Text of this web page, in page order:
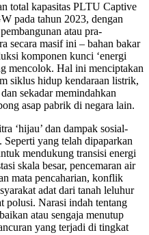
total kapasitas PLTU Captive
pada tahun 2023, dengan
atau pra-
secara masif ini – bahan bakar
komponen kunci ‘energi
mencolok. Hal ini menciptakan
siklus hidup kendaraan listrik,
sekadar memindahkan
asap pabrik di negara lain.
‘hijau’ dan dampak sosial-
yang telah dipaparkan
mendukung transisi energi
skala besar, pencemaran air
mata pencaharian, konflik
adat dari tanah leluhur
polusi. Narasi indah tentang
atau sengaja menutup
yang terjadi di tingkat